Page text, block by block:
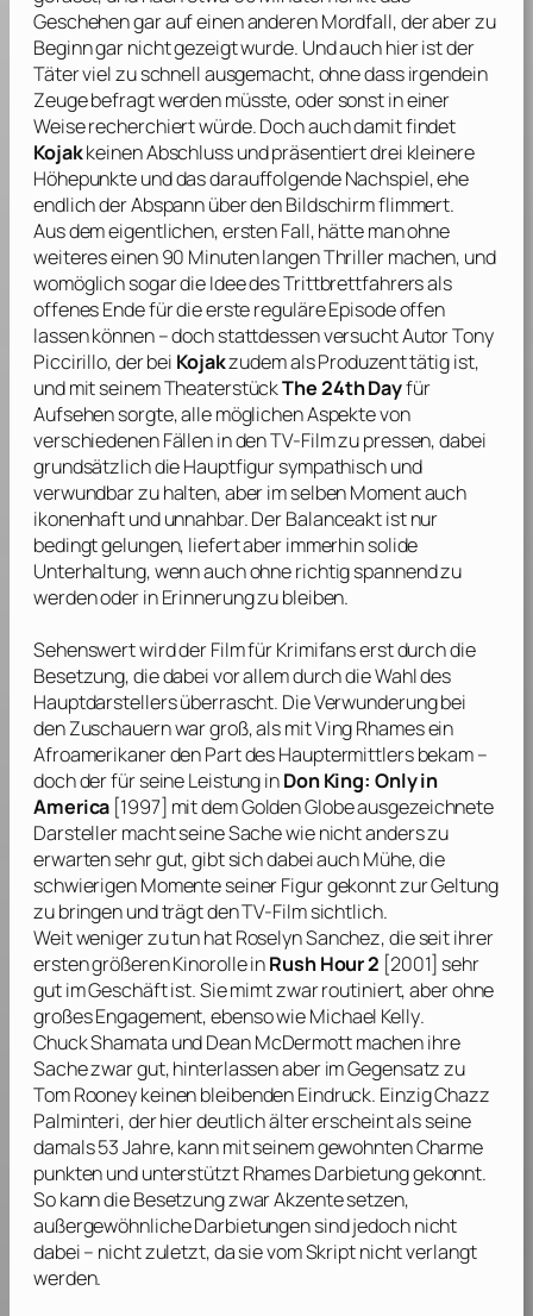
Geschehen gar auf einen anderen Mordfall, der aber zu
Beginn gar nicht gezeigt wurde. Und auch hier ist der
Täter viel zu schnell ausgemacht, ohne dass irgendein
Zeuge befragt werden müsste, oder sonst in einer
Weise recherchiert würde. Doch auch damit findet
Kojakkeinen Abschluss und präsentiert drei kleinere
Höhepunkte und das darauffolgende Nachspiel, ehe
endlich der Abspann über den Bildschirm flimmert.
Aus dem eigentlichen, ersten Fall, hätte man ohne
weiteres einen 90 Minuten langen Thriller machen, und
womöglich sogar die Idee des Trittbrettfahrers als
offenes Ende für die erste reguläre Episode offen
lassen können – doch stattdessen versucht AutorTony
Piccirillo, der bei Kojakzudem als Produzent tätig ist,
und mit seinem TheaterstückThe 24th Dayfür
Aufsehen sorgte, alle möglichen Aspekte von
verschiedenen Fällen in den TV-Film zu pressen, dabei
grundsätzlich die Hauptfigur sympathisch und
verwundbar zu halten, aber im selben Moment auch
ikonenhaft und unnahbar. Der Balanceakt ist nur
bedingt gelungen, liefert aber immerhin solide
Unterhaltung, wenn auch ohne richtig spannend zu
werden oder in Erinnerung zu bleiben.
Sehenswert wird der Film für Krimifans erst durch die
Besetzung, die dabei vor allem durch die Wahl des
Hauptdarstellers überrascht. Die Verwunderung bei
den Zuschauern war groß, als mitVing Rhamesein
Afroamerikaner den Part des Hauptermittlers bekam –
doch der für seine Leistung inDon King: Only in
America [1997] mit dem Golden Globe ausgezeichnete
Darsteller macht seine Sache wie nicht anders zu
erwarten sehr gut, gibt sich dabei auch Mühe, die
schwierigen Momente seiner Figur gekonnt zur Geltung
zu bringen und trägt den TV-Film sichtlich.
Weit weniger zu tun hatRoselyn Sanchez, die seit ihrer
ersten größeren Kinorolle inRush Hour 2 [2001] sehr
gut im Geschäft ist. Sie mimt zwar routiniert, aber ohne
großes Engagement, ebenso wieMichael Kelly.
Chuck Shamata undDean McDermottmachen ihre
Sache zwar gut, hinterlassen aber im Gegensatz zu
Tom Rooneykeinen bleibenden Eindruck. EinzigChazz
Palminteri, der hier deutlich älter erscheint als seine
damals 53 Jahre, kann mit seinem gewohnten Charme
punkten und unterstütztRhamesDarbietung gekonnt.
So kann die Besetzung zwar Akzente setzen,
außergewöhnliche Darbietungen sind jedoch nicht
dabei – nicht zuletzt, da sie vom Skript nicht verlangt
werden.